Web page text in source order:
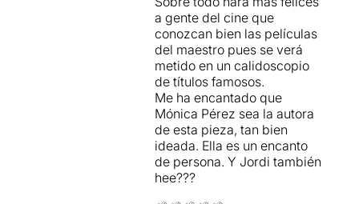
els elements del món del
cinema i del món del teatre.
La proposta compta també
amb cameos de famosos
com Àngel Llàcer, Jordi
Basté, Lolita Flores, Sergi
Roberto, Mercè March i
Andreu Buenafuente, que
apareixen en un vídeo.
Un guió ple de girs
acaba resultant correcte i
funciona com un rellotge
davant d'un públic que
potser -a diferència de mi-
es troba amb el que
realment venia buscant.
a gente del cine que
conozcan bien las películas
del maestro pues se verá
metido en un calidoscopio
de títulos famosos.
Me ha encantado que
Mónica Pérez sea la autora
de esta pieza, tan bien
ideada. Ella es un encanto
de persona. Y Jordi también
hee???